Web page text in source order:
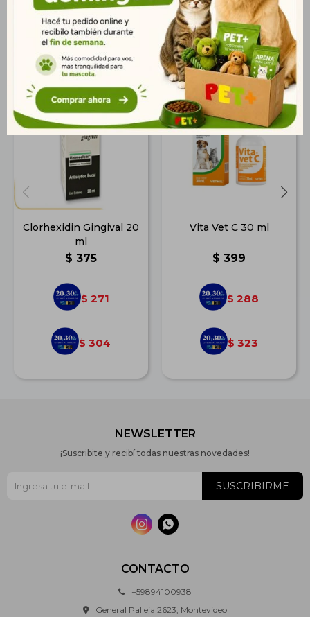
Productos que te pueden interesar
Clorhexidin Gingival 20
ml
$ 375
$ 271
$ 304
Vita Vet C 30 ml
$ 399
$ 288
$ 323
CONTACTO
+59894100938
General Palleja 2623, Montevideo
NEWSLETTER
¡Suscribite y recibí todas nuestras novedades!
SUSCRIBIRME
 